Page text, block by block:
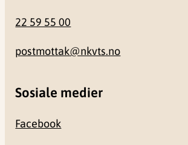
22 59 55 00
postmottak@nkvts.no
Sosiale medier
Facebook